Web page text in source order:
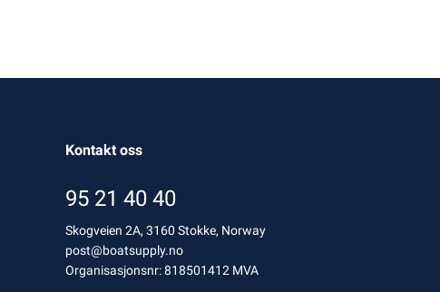
Kontakt oss
95 21 40 40
Skogveien 2A, 3160 Stokke, Norway
post@boatsupply.no
Organisasjonsnr: 818501412 MVA